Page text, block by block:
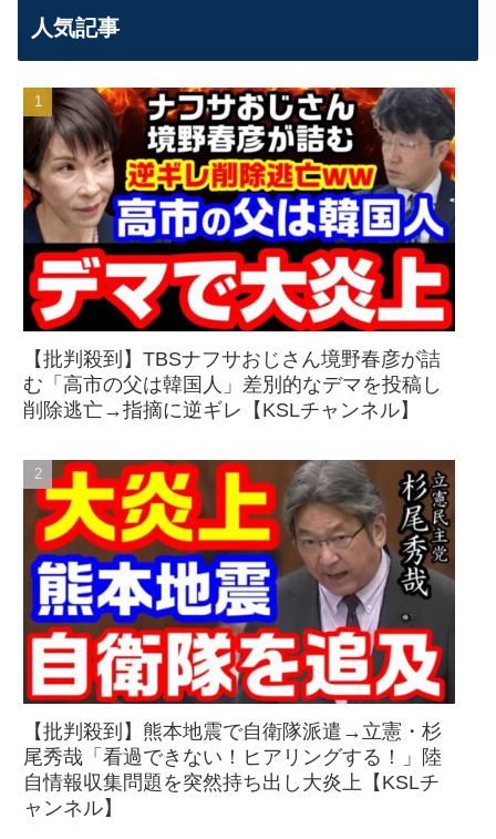
人気記事
【批判殺到】TBSナフサおじさん境野春彦が詰
む「高市の父は韓国人」差別的なデマを投稿し
削除逃亡→指摘に逆ギレ【KSLチャンネル】
【批判殺到】熊本地震で自衛隊派遣→立憲・杉
尾秀哉「看過できない！ヒアリングする！」陸
自情報収集問題を突然持ち出し大炎上【KSLチ
ャンネル】